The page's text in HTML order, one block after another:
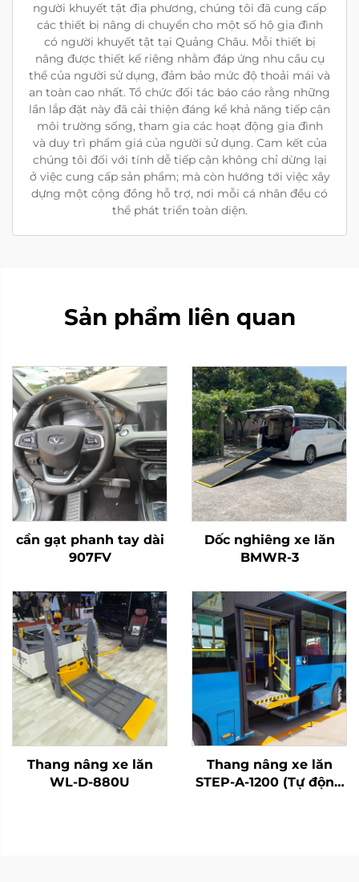
người khuyết tật địa phương, chúng tôi đã cung cấp
các thiết bị nâng di chuyển cho một số hộ gia đình
có người khuyết tật tại Quảng Châu. Mỗi thiết bị
nâng được thiết kế riêng nhằm đáp ứng nhu cầu cụ
thể của người sử dụng, đảm bảo mức độ thoải mái và
an toàn cao nhất. Tổ chức đối tác báo cáo rằng những
lần lắp đặt này đã cải thiện đáng kể khả năng tiếp cận
môi trường sống, tham gia các hoạt động gia đình
và duy trì phẩm giá của người sử dụng. Cam kết của
chúng tôi đối với tính dễ tiếp cận không chỉ dừng lại
ở việc cung cấp sản phẩm; mà còn hướng tới việc xây
dựng một cộng đồng hỗ trợ, nơi mỗi cá nhân đều có
thể phát triển toàn diện.
Sản phẩm liên quan
cần gạt phanh tay dài
907FV
Dốc nghiêng xe lăn
BMWR-3
Thang nâng xe lăn
WL-D-880U
Thang nâng xe lăn
STEP-A-1200 (Tự động